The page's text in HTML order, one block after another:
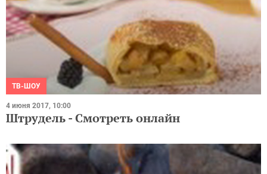
ТВ-ШОУ
4 июня 2017, 10:00
Штрудель - Смотреть онлайн